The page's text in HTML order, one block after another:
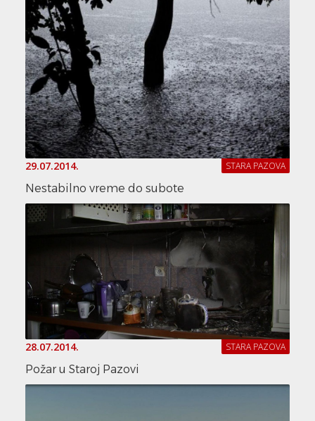
29.07.2014. STARA PAZOVA
Nestabilno vreme do subote
28.07.2014. STARA PAZOVA
Požar u Staroj Pazovi